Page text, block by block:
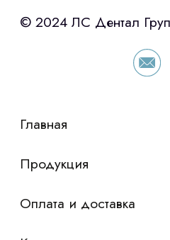
«Уралпромлизинг»
условия по лизингу
просто оставьте
сориентировали по